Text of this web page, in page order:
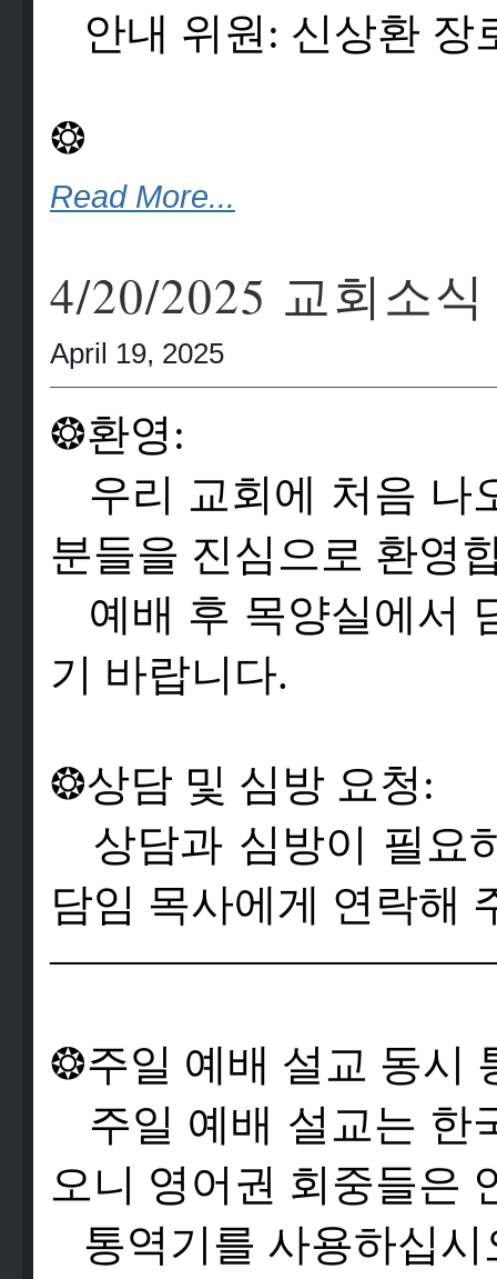
안내 위 원 : 신상환 장
❂
Read More...
4/20/2025 교회소식
April 19, 2025
❂환영:
우리 교회에 처음 나
분들을 진심으로 환영
예배 후 목양실에서
기 바랍니다.
❂상담 및 심 방 요청:
상담과 심 방이 필 요
담임 목사에게 연 락해
❂주일 예배 설 교 동시
주일 예배 설 교는 한
오니 영어 권 회중들은
통역 기를 사용하십시